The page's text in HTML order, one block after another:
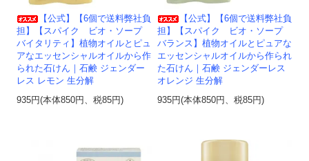
【公式】【6個で送料弊社負
担】【スパイク ビオ・ソープ
バイタリティ】植物オイルとピュ
アなエッセンシャルオイルから作
られた石けん｜石鹸 ジェンダー
レス レモン 生分解
935円(本体850円、税85円)
【公式】【6個で送料弊社負
担】【スパイク ビオ・ソープ
バランス】植物オイルとピュアな
エッセンシャルオイルから作られ
た石けん｜石鹸 ジェンダーレス
オレンジ 生分解
935円(本体850円、税85円)